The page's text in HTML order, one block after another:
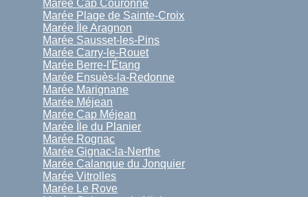
Marée Cap Couronne
Marée Plage de Sainte-Croix
Marée Île Aragnon
Marée Sausset-les-Pins
Marée Carry-le-Rouet
Marée Berre-l'Étang
Marée Ensuès-la-Redonne
Marée Marignane
Marée Méjean
Marée Cap Méjean
Marée Île du Planier
Marée Rognac
Marée Gignac-la-Nerthe
Marée Calanque du Jonquier
Marée Vitrolles
Marée Le Rove